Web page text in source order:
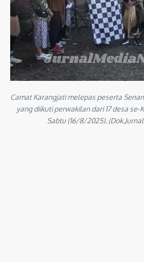
Camat Karangjati melepas peserta
yang diikuti perwakilan dari 17 desa
Sabtu (16/8/2025).